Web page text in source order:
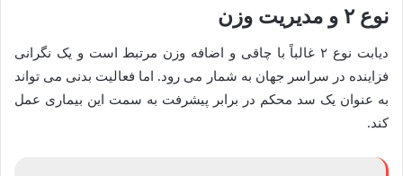
نوع ۲ و مدیریت وزن
دیابت نوع ۲ غالباً با چاقی و اضافه وزن مرتبط است و یک نگرانی
فزاینده در سراسر جهان به شمار می رود. اما فعالیت بدنی می تواند
به عنوان یک سد محکم در برابر پیشرفت به سمت این بیماری عمل
کند.